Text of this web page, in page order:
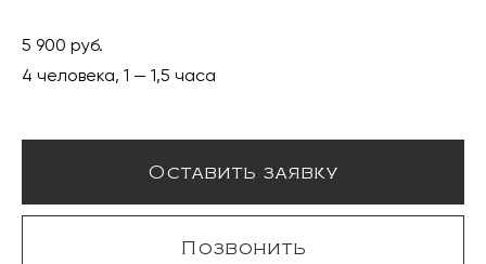
5 900 руб.
4 человека, 1 — 1,5 часа
Оставить заявку
Позвонить